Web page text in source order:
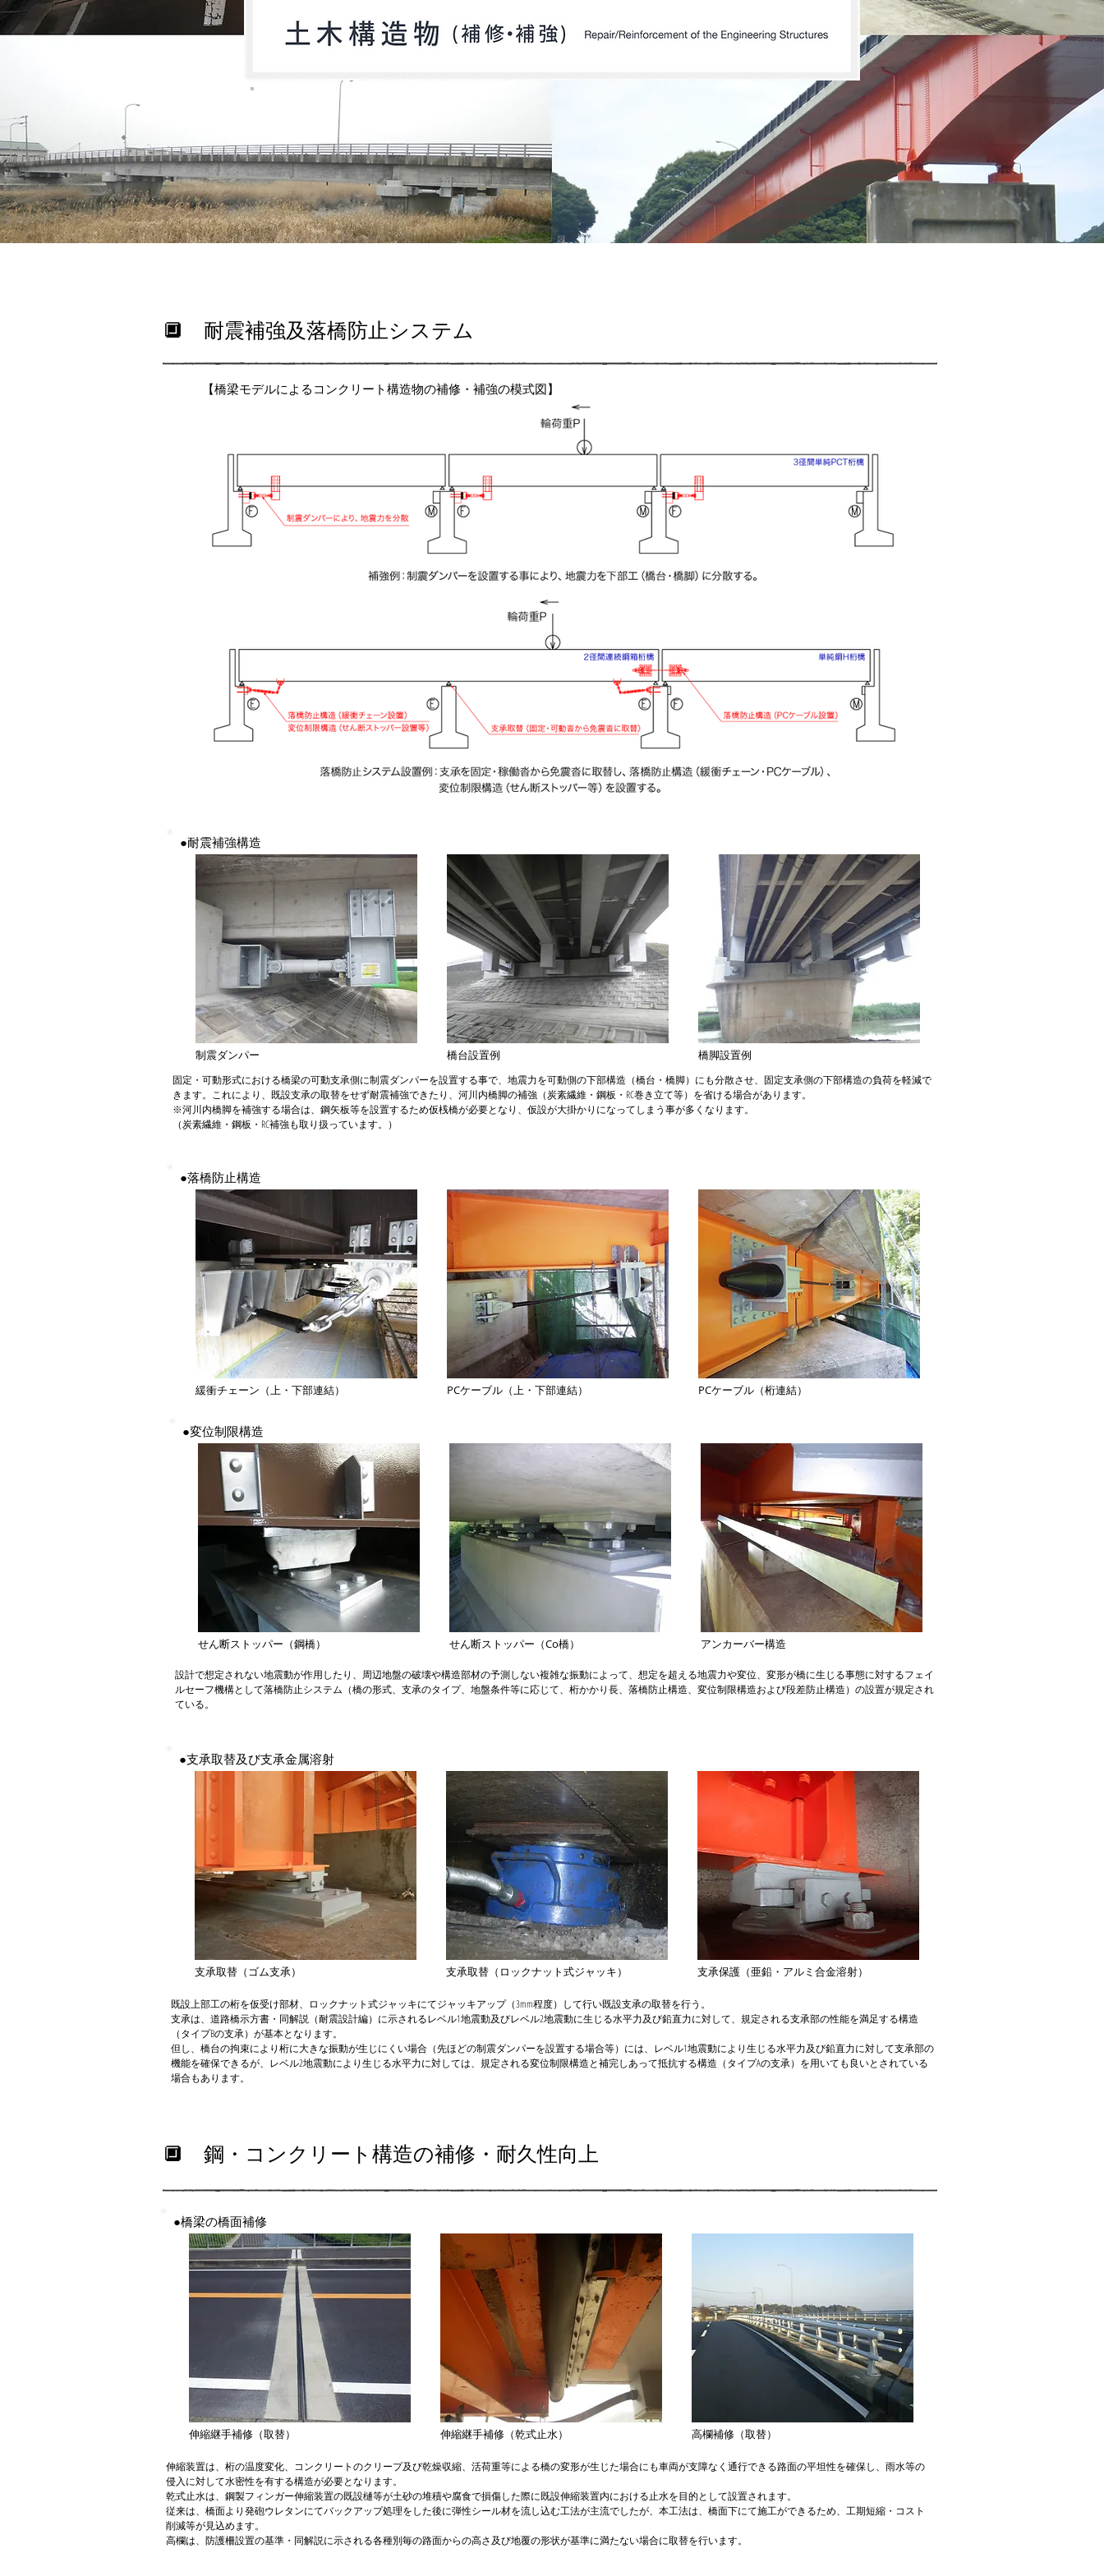
​🔲 耐震補強及落橋防止システム
【橋梁モデルによるコンクリート構造物の補修・補強の模式図】
●耐震補強構造
制震ダンパー 橋台設置例 橋脚設置例
固定・可動形式における橋梁の可動支承側に制震ダンパーを設置する事で、地震力を可動側の下部構造（橋台・橋脚）にも分散させ、固定支承側の下部構造の負荷を軽減で
きます。これにより、既設支承の取替をせず耐震補強できたり、河川内橋脚の補強（炭素繊維・鋼板・RC巻き立て等）を省ける場合があります。
※河川内橋脚を補強する場合は、鋼矢板等を設置するため仮桟橋が必要となり、仮設が大掛かりになってしまう事が多くなります。
（炭素繊維・鋼板・RC補強も取り扱っています。）
●落橋防止構造
緩衝チェーン（上・下部連結） PCケーブル（上・下部連結） PCケーブル（桁連結）
●変位制限構造
せん断ストッパー（鋼橋） せん断ストッパー（Co橋） アンカーバー構造
設計で想定されない地震動が作用したり、周辺地盤の破壊や構造部材の予測しない複雑な振動によって、想定を超える地震力や変位、変形が橋に生じる事態に対するフェイ
ルセーフ機構として落橋防止システム（橋の形式、支承のタイプ、地盤条件等に応じて、桁かかり長、落橋防止構造、変位制限構造および段差防止構造）の設置が規定され
ている。
●支承取替及び支承金属溶射
支承取替（ゴム支承） 支承取替（ロックナット式ジャッキ） 支承保護（亜鉛・アルミ合金溶射）
既設上部工の桁を仮受け部材、ロックナット式ジャッキにてジャッキアップ（3mm程度）して行い既設支承の取替を行う。
支承は、道路橋示方書・同解説（耐震設計編）に示されるレベル1地震動及びレベル2地震動に生じる水平力及び鉛直力に対して、規定される支承部の性能を満足する構造
（タイプBの支承）が基本となります。
但し、橋台の拘束により桁に大きな振動が生じにくい場合（先ほどの制震ダンパーを設置する場合等）には、レベル1地震動により生じる水平力及び鉛直力に対して支承部の
機能を確保できるが、レベル2地震動により生じる水平力に対しては、規定される変位制限構造と補完しあって抵抗する構造（タイプAの支承）を用いても良いとされている
場合もあります。
​🔲 鋼・コンクリート構造の補修・耐久性向上
●橋梁の橋面補修
伸縮継手補修（取替） 伸縮継手補修（乾式止水） 高欄補修（取替）
伸縮装置は、桁の温度変化、コンクリートのクリープ及び乾燥収縮、活荷重等による橋の変形が生じた場合にも車両が支障なく通行できる路面の平坦性を確保し、雨水等の
侵入に対して水密性を有する構造が必要となります。
乾式止水は、鋼製フィンガー伸縮装置の既設樋等が土砂の堆積や腐食で損傷した際に既設伸縮装置内における止水を目的として設置されます。
従来は、橋面より発砲ウレタンにてバックアップ処理をした後に弾性シール材を流し込む工法が主流でしたが、本工法は、橋面下にて施工ができるため、工期短縮・コスト
削減等が見込めます。
高欄は、防護柵設置の基準・同解説に示される各種別毎の路面からの高さ及び地覆の形状が基準に満たない場合に取替を行います。